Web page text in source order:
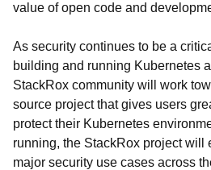
value of open code and
As security continues to be a
building and running Kubernetes
StackRox community will work
source project that gives users
protect their Kubernetes
running, the StackRox project will
major security use cases across